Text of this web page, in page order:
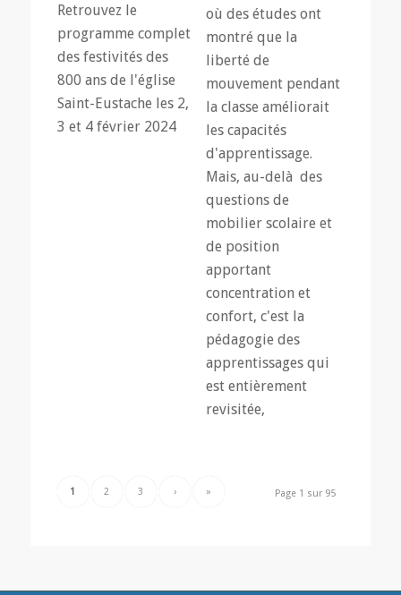
Retrouvez le
programme complet
des festivités des
800 ans de l'église
Saint-Eustache les 2,
3 et 4 février 2024
où des études ont
montré que la
liberté de
mouvement pendant
la classe améliorait
les capacités
d'apprentissage.
Mais, au-delà des
questions de
mobilier scolaire et
de position
apportant
concentration et
confort, c'est la
pédagogie des
apprentissages qui
est entièrement
revisitée,
Page 1 sur 95
1 2 3 › »